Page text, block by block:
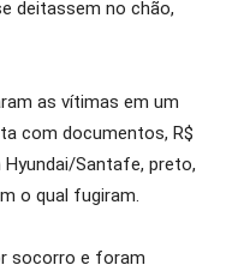
deitassem no chão,
as vítimas em um
com documentos, R$
Hyundai/Santafe, preto,
o qual fugiram.
socorro e foram